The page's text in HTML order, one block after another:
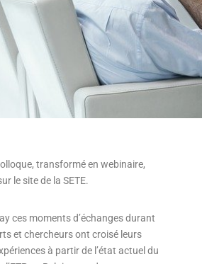
transformé en webinaire,
le site de la SETE.
ces moments d’échanges durant
et chercheurs ont croisé leurs
à partir de l’état actuel du